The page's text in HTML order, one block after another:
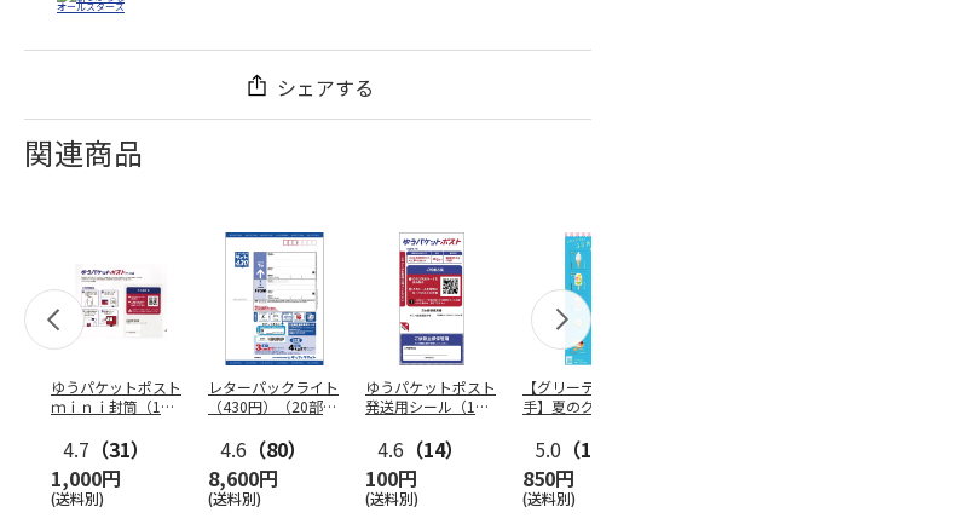
シェアする
関連商品
ゆうパケットポスト
ｍｉｎｉ封筒（1個
4.7 （31）
1,000円
(送料別)
レターパックライト
（430円）（20部セ
4.6 （80）
8,600円
(送料別)
ゆうパケットポスト
発送用シール（1個
4.6 （14）
100円
(送料別)
【グリーティング切
手】夏のグリーティ
5.0 （10）
850円
(送料別)